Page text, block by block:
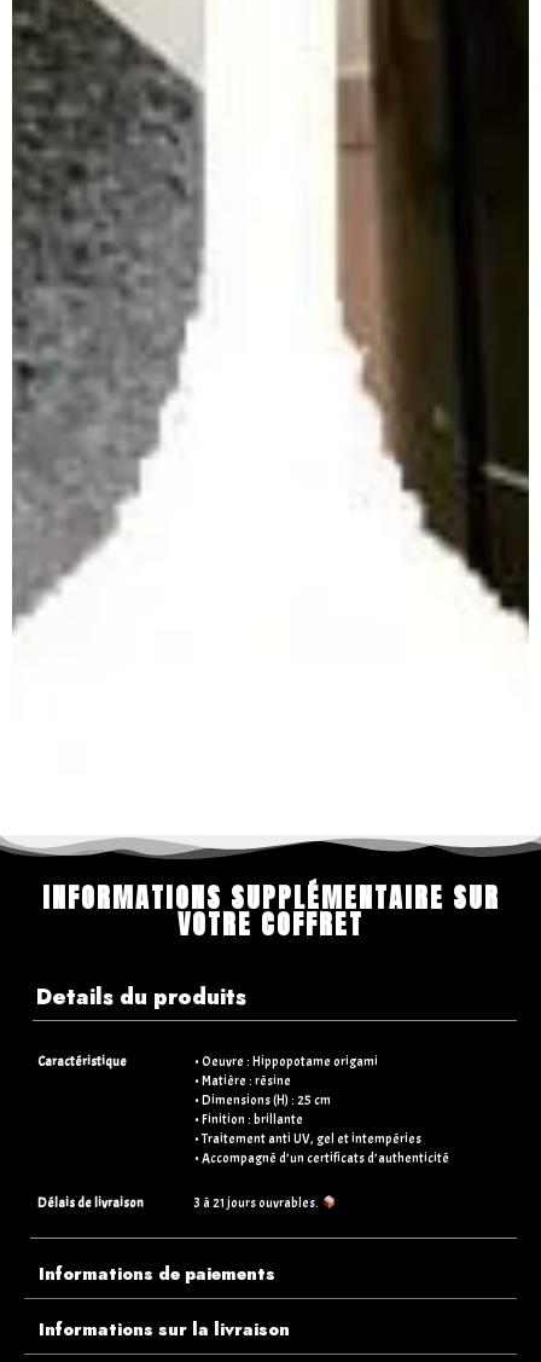
INFORMATIONS SUPPLÉMENTAIRE SUR
VOTRE COFFRET
Details du produits
Caractéristique
• Oeuvre : Hippopotame origami
• Matière : résine
• Dimensions (H) : 25 cm
• Finition : brillante
• Traitement anti UV, gel et intempéries
• Accompagné d’un certificats d’authenticité
Délais de livraison 3 à 21 jours ouvrables.
Informations de paiements
Informations sur la livraison